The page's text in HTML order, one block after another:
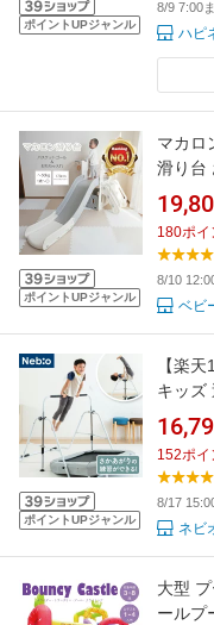
ポイントUPジャンル
8/9 7:00
ハピ
ポイントUPジャンル
マカロ
滑り台
ットゴ
児誕
マスプ
180ポイ
8/10
ベビ
ポイントUPジャンル
【楽
キッズ
70kg
習がで
152ポイ
8/17
ネビ
大型
ールプ